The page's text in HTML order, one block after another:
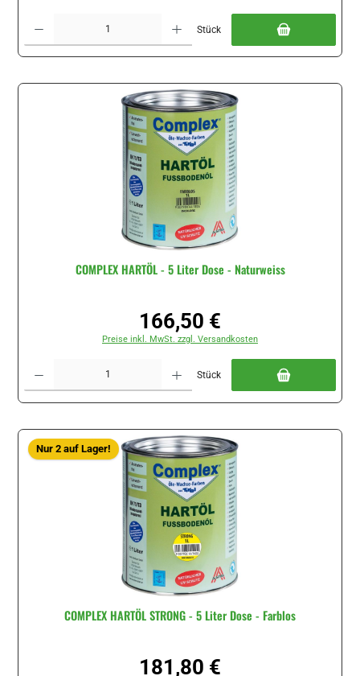
Stück
COMPLEX HARTÖL - 5 Liter Dose - Naturweiss
Regulärer Preis:
166,50 €
Preise inkl. MwSt. zzgl. Versandkosten
Stück
Nur 2 auf Lager!
COMPLEX HARTÖL STRONG - 5 Liter Dose - Farblos
Regulärer Preis:
181,80 €